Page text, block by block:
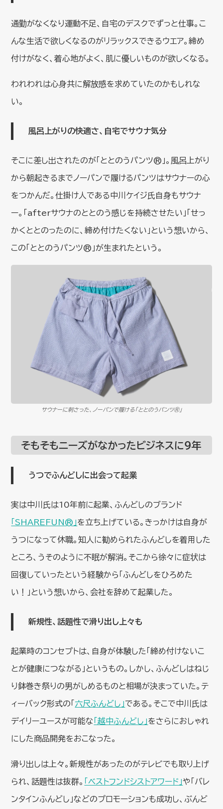
通勤がなくなり運動不足、自宅のデスクでずっと仕事。こ
んな生活で欲しくなるのがリラックスできるウエア。締め
付けがなく、着心地がよく、肌に優しいものが欲しくなる。
われわれは心身共に解放感を求めていたのかもしれな
い。
風呂上がりの快適さ、自宅でサウナ気分
そこに差し出されたのが「ととのうパンツ®」。風呂上がり
から朝起きるまでノーパンで履けるパンツはサウナーの心
をつかんだ。仕掛け人である中川ケイジ氏自身もサウナ
ー。「afterサウナのととのう感じを持続させたい」「せっ
かくととのったのに、締め付けたくない」という想いから、
この「ととのうパンツ®」が生まれたという。
サウナーに刺さった、ノーパンで履ける「ととのうパンツ®」
そもそもニーズがなかったビジネスに９年
うつでふんどしに出会って起業
実は中川氏は10年前に起業、ふんどしのブランド
「SHAREFUN®」を立ち上げている。きっかけは自身が
うつになって休職。知人に勧められたふんどしを着用した
ところ、うそのように不眠が解消。そこから徐々に症状は
回復していったという経験から「ふんどしをひろめた
い！」という想いから、会社を辞めて起業した。
新規性、話題性で滑り出し上々も
起業時のコンセプトは、自身が体験した「締め付けないこ
とが健康につながる」というもの。しかし、ふんどしはねじ
り鉢巻き祭りの男がしめるものと相場が決まっていた。テ
ィーバック形式の「 六尺ふんどし」である。そこで中川氏は
デイリーユースが可能な 「越中ふんどし」をさらにおしゃれ
にした商品開発をおこなった。
滑り出しは上々。新規性があったのがテレビでも取り上げ
られ、話題性は抜群。 「ベストフンドシストアワード」や「バレ
ンタインふんどし」などのプロモーションも成功し、ぶんど